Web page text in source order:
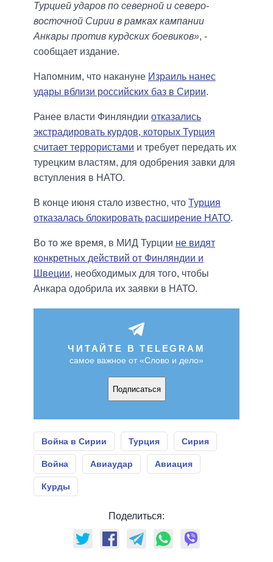
Турцией ударов по северной и северо-
восточной Сирии в рамках кампании
Анкары против курдских боевиков», -
сообщает издание.
Напомним, что накануне Израиль нанес
удары вблизи российских баз в Сирии.
Ранее власти Финляндии отказались
экстрадировать курдов, которых Турция
считает террористами и требует передать их
турецким властям, для одобрения завки для
вступления в НАТО.
В конце июня стало известно, что Турция
отказалась блокировать расширение НАТО.
Во то же время, в МИД Турции не видят
конкретных действий от Финляндии и
Швеции, необходимых для того, чтобы
Анкара одобрила их заявки в НАТО.
ЧИТАЙТЕ В TELEGRAM
самое важное от «Слово и дело»
Подписаться
Война в Сирии Турция Сирия
Война Авиаудар Авиация
Курды
Поделиться: